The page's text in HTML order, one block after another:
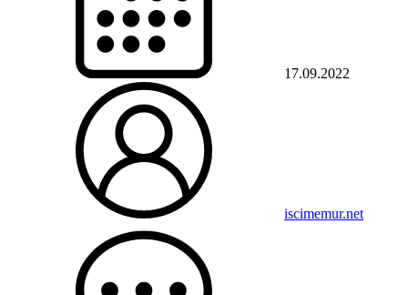
17.09.2022
iscimemur.net